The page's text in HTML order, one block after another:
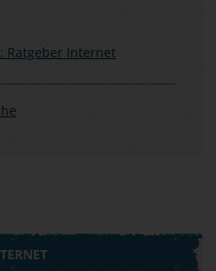
Ratgeber Internet